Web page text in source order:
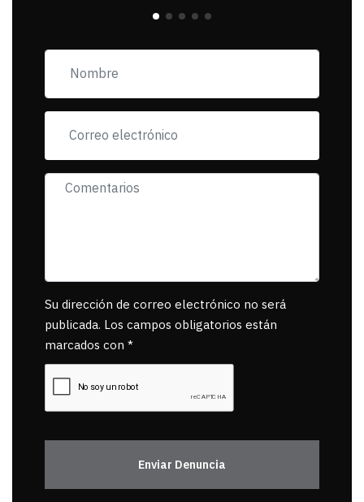
pancartas de
exigiendo al asesino
muerta.
Su dirección de correo electrónico no será
publicada. Los campos obligatorios están
marcados con *
Enviar Denuncia